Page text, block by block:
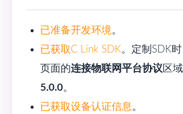
已准备开发环境。
已获取C Link SDK。定制SDK
页面的连接物联网平台协议 区
5.0.0。
已获取设备认证信息 。